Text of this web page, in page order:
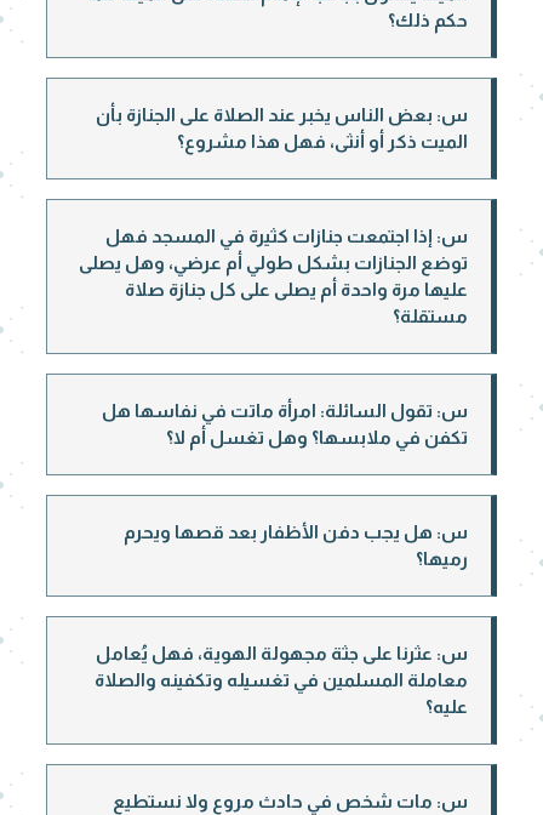
حكم ذلك؟
س: بعض الناس يخبر عند الصلاة على الجنازة بأن
الميت ذكر أو أنثى، فهل هذا مشروع؟
س: إذا اجتمعت جنازات كثيرة في المسجد فهل
توضع الجنازات بشكل طولي أم عرضي، وهل يصلى
عليها مرة واحدة أم يصلى على كل جنازة صلاة
مستقلة؟
س: تقول السائلة: امرأة ماتت في نفاسها هل
تكفن في ملابسها؟ وهل تغسل أم لا؟
س: هل يجب دفن الأظفار بعد قصها ويحرم
رميها؟
س: عثرنا على جثة مجهولة الهوية، فهل يُعامل
معاملة المسلمين في تغسيله وتكفينه والصلاة
عليه؟
س: مات شخص في حادث مروع ولا نستطيع